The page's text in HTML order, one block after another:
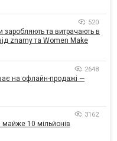
520
заробляють та витрачають в
znamy та Women Make
2648
на офлайн-продажі —
3162
майже 10 мільйонів